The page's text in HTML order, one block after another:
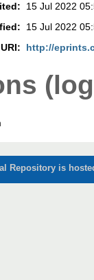
15 Jul 2022
15 Jul 2022
URI:
http://
Repository is